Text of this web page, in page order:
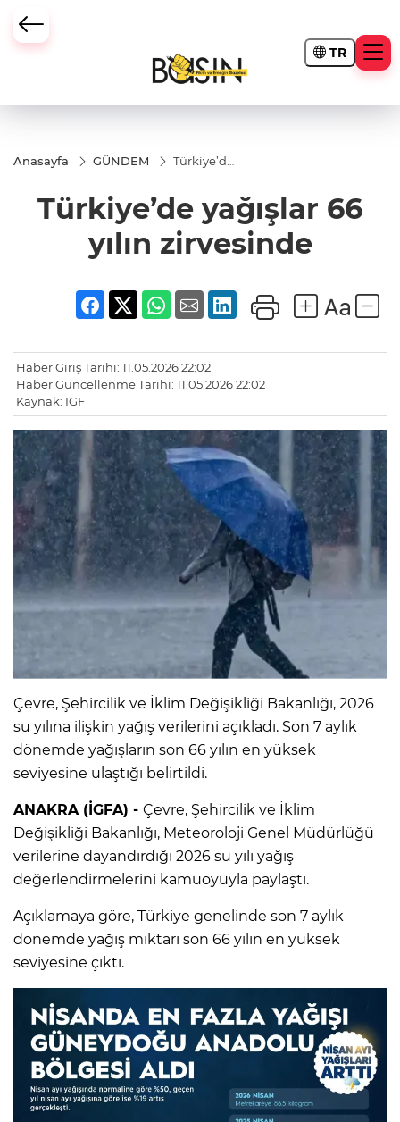
TR
Anasayfa GÜNDEM
Türkiye’de
zirvesinde
Türkiye’de yağışlar 66
yılın zirvesinde
Haber Giriş Tarihi: 11.05.2026 22:02
Haber Güncellenme Tarihi: 11.05.2026 22:02
Kaynak: IGF
Çevre, Şehircilik ve İklim Değişikliği Bakanlığı, 2026
su yılına ilişkin yağış verilerini açıkladı. Son 7 aylık
dönemde yağışların son 66 yılın en yüksek
seviyesine ulaştığı belirtildi.
ANAKRA (İGFA) - Çevre, Şehircilik ve İklim
Değişikliği Bakanlığı, Meteoroloji Genel Müdürlüğü
verilerine dayandırdığı 2026 su yılı yağış
değerlendirmelerini kamuoyuyla paylaştı.
Açıklamaya göre, Türkiye genelinde son 7 aylık
dönemde yağış miktarı son 66 yılın en yüksek
seviyesine çıktı.